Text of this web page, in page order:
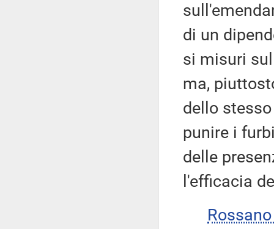
di un
si misuri
ma,
dello
punire i
delle
l'efficacia